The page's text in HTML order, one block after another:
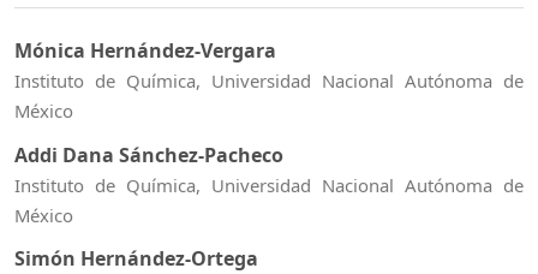
Mónica Hernández-Vergara
Instituto de Química, Universidad Nacional Autónoma de
México
Addi Dana Sánchez-Pacheco
Instituto de Química, Universidad Nacional Autónoma de
México
Simón Hernández-Ortega